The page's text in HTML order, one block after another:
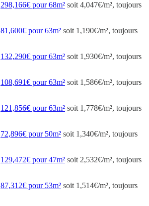
298,166€ pour 68m² soit 4,047€/m², toujours
81,600€ pour 63m² soit 1,190€/m², toujours
132,290€ pour 63m² soit 1,930€/m², toujours
108,691€ pour 63m² soit 1,586€/m², toujours
121,856€ pour 63m² soit 1,778€/m², toujours
72,896€ pour 50m² soit 1,340€/m², toujours
129,472€ pour 47m² soit 2,532€/m², toujours
87,312€ pour 53m² soit 1,514€/m², toujours